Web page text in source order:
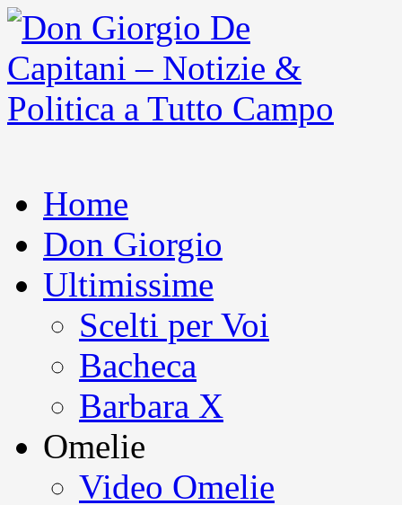
Home
Don Giorgio
Ultimissime
Scelti per Voi
Bacheca
Barbara X
Omelie
Video Omelie